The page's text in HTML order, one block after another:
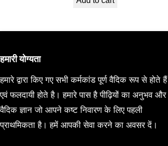
was:
हमारी योग्यता
हमारे द्वारा किए गए सभी कर्मकांड पूर्ण वैदिक रूप से होते हैं
एवं फलदायी होते है। हमारे पास है पीढ़ियों का अनुभव और
वैदिक ज्ञान जो आपने कष्ट निवारण के लिए पहली
प्राथमिकता है। हमें आपकी सेवा करने का अवसर दें।